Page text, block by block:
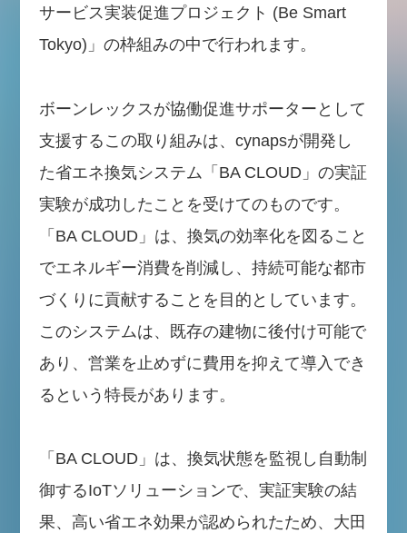
サービス実装促進プロジェクト (Be Smart
Tokyo)」の枠組みの中で行われます。
ボーンレックスが協働促進サポーターとして
支援するこの取り組みは、cynapsが開発し
た省エネ換気システム「BA CLOUD」の実証
実験が成功したことを受けてのものです。
「BA CLOUD」は、換気の効率化を図ること
でエネルギー消費を削減し、持続可能な都市
づくりに貢献することを目的としています。
このシステムは、既存の建物に後付け可能で
あり、営業を止めずに費用を抑えて導入でき
るという特長があります。
「BA CLOUD」は、換気状態を監視し自動制
御するIoTソリューションで、実証実験の結
果、高い省エネ効果が認められたため、大田